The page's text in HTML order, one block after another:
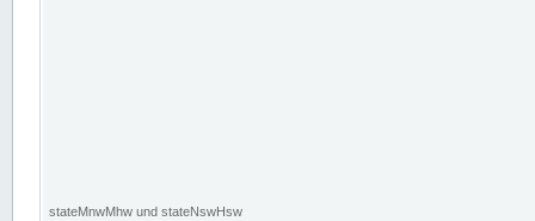
stateMnwMhw und stateNswHsw